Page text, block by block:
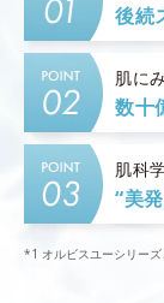
後続
肌に
数十
肌科
“美
*1 オルビスユーシリー